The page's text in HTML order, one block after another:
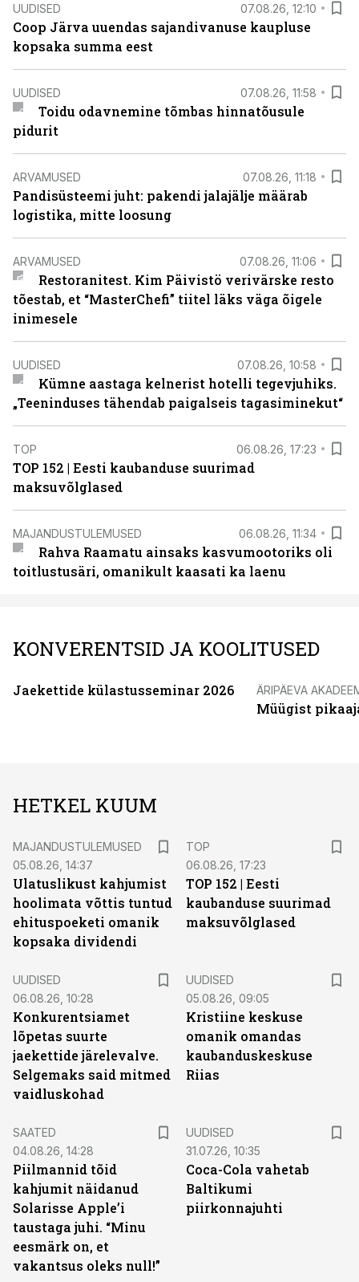
UUDISED 07.08.26, 12:10
Coop Järva uuendas sajandivanuse kaupluse
kopsaka summa eest
UUDISED 07.08.26, 11:58
Toidu odavnemine tõmbas hinnatõusule
pidurit
ARVAMUSED 07.08.26, 11:18
Pandisüsteemi juht: pakendi jalajälje määrab
logistika, mitte loosung
ARVAMUSED 07.08.26, 11:06
Restoranitest. Kim Päivistö verivärske resto
tõestab, et “MasterChefi” tiitel läks väga õigele
inimesele
UUDISED 07.08.26, 10:58
Kümne aastaga kelnerist hotelli tegevjuhiks.
„Teeninduses tähendab paigalseis tagasiminekut“
TOP 06.08.26, 17:23
TOP 152 | Eesti kaubanduse suurimad
maksuvõlglased
MAJANDUSTULEMUSED 06.08.26, 11:34
Rahva Raamatu ainsaks kasvumootoriks oli
toitlustusäri, omanikult kaasati ka laenu
KONVERENTSID JA KOOLITUSED
Jaekettide külastusseminar 2026 ÄRIPÄEVA
Müügist
HETKEL KUUM
MAJANDUSTULEMUSED
05.08.26, 14:37
Ulatuslikust kahjumist
hoolimata võttis tuntud
ehituspoeketi omanik
kopsaka dividendi
TOP
06.08.26, 17:23
TOP 152 | Eesti
kaubanduse suurimad
maksuvõlglased
UUDISED
06.08.26, 10:28
Konkurentsiamet
lõpetas suurte
jaekettide järelevalve.
Selgemaks said mitmed
vaidluskohad
UUDISED
05.08.26, 09:05
Kristiine keskuse
omanik omandas
kaubanduskeskuse
Riias
SAATED
04.08.26, 14:28
Piilmannid tõid
kahjumit näidanud
Solarisse Apple’i
taustaga juhi. “Minu
eesmärk on, et
vakantsus oleks null!”
UUDISED
31.07.26, 10:35
Coca-Cola vahetab
Baltikumi
piirkonnajuhti